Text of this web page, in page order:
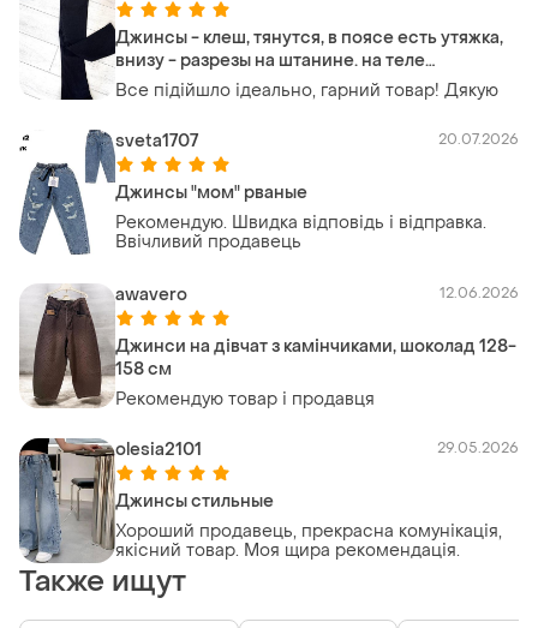
Джинсы - клеш, тянутся, в поясе есть утяжка,
внизу - разрезы на штанине. на теле
смотрятся шикарно
Все підійшло ідеально, гарний товар! Дякую
sveta1707 20.07.2026
Джинсы "мом" рваные
Рекомендую. Швидка відповідь і відправка.
Ввічливий продавець
awavero 12.06.2026
Джинси на дівчат з камінчиками, шоколад 128-
158 см
Рекомендую товар і продавця
olesia2101 29.05.2026
Джинсы стильные
Хороший продавець, прекрасна комунікація,
якісний товар. Моя щира рекомендація.
Также ищут